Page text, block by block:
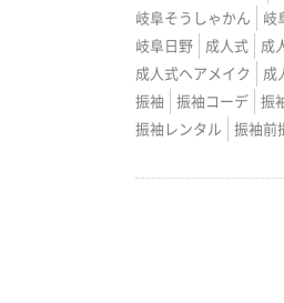
岐阜そうしゃかん
岐
岐阜日野
成人式 成
成人式ヘアメイク
成
振袖
振袖コーデ 振
振袖レンタル
振袖前